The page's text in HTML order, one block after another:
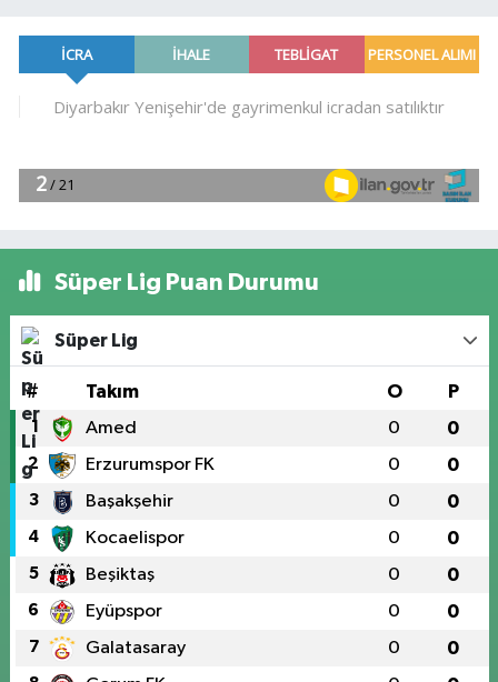
Süper Lig Puan Durumu
Süper Lig
# Takım O P
1 Amed 0 0
2 Erzurumspor FK 0 0
3 Başakşehir 0 0
4 Kocaelispor 0 0
5 Beşiktaş 0 0
6 Eyüpspor 0 0
7 Galatasaray 0 0